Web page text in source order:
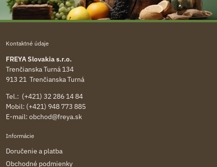
Kontaktné údaje
FREYA Slovakia s.r.o.
Trenčianska Turná 134
913 21 Trenčianska Turná
Tel.: (+421) 32 286 14 84
Mobil: (+421) 948 773 885
E-mail: obchod@freya.sk
Informácie
Doručenie a platba
Obchodné podmienky